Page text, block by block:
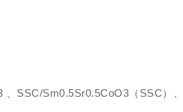
SSC/Sm0.5Sr0.5CoO3（SSC）